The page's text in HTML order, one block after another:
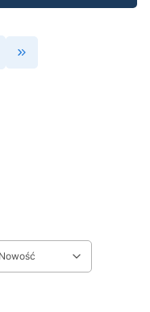
Przejdź do ostatniej
Nowość